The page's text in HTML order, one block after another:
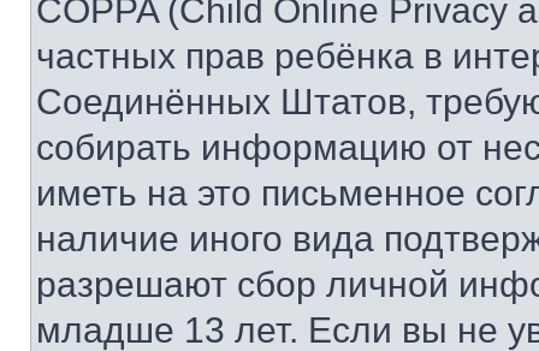
COPPA (Child Online Privacy
частных прав ребёнка в
Соединённых Штатов,
собирать информацию от
иметь на это письменное
наличие иного вида
разрешают сбор личной
младше 13 лет. Если вы не